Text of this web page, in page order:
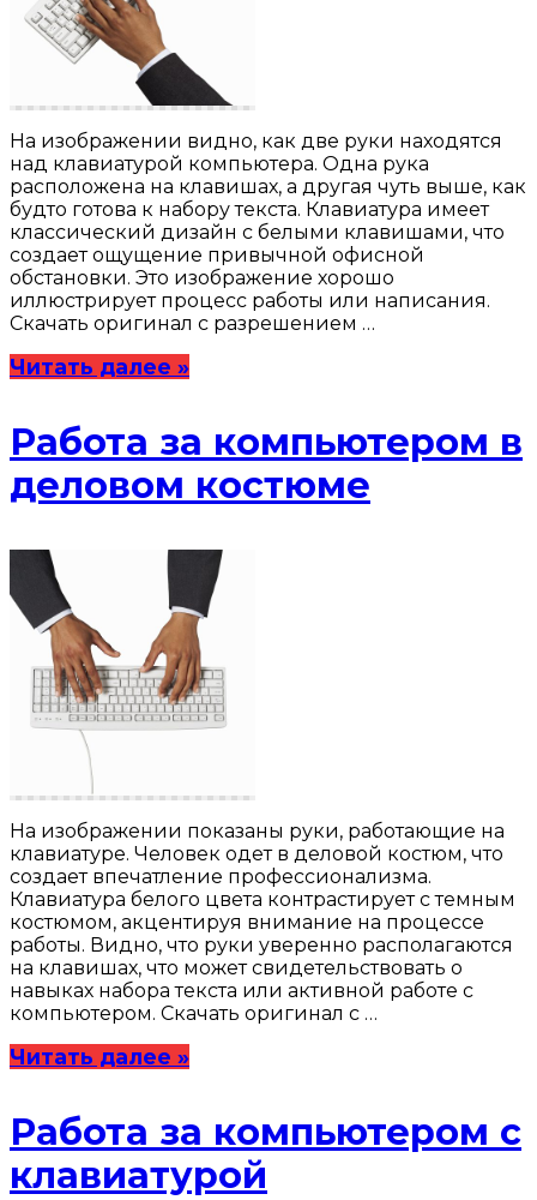
На изображении видно, как две руки находятся
над клавиатурой компьютера. Одна рука
расположена на клавишах, а другая чуть выше, как
будто готова к набору текста. Клавиатура имеет
классический дизайн с белыми клавишами, что
создает ощущение привычной офисной
обстановки. Это изображение хорошо
иллюстрирует процесс работы или написания.
Скачать оригинал с разрешением …
Читать далее »
Работа за компьютером в
деловом костюме
На изображении показаны руки, работающие на
клавиатуре. Человек одет в деловой костюм, что
создает впечатление профессионализма.
Клавиатура белого цвета контрастирует с темным
костюмом, акцентируя внимание на процессе
работы. Видно, что руки уверенно располагаются
на клавишах, что может свидетельствовать о
навыках набора текста или активной работе с
компьютером. Скачать оригинал с …
Читать далее »
Работа за компьютером с
клавиатурой